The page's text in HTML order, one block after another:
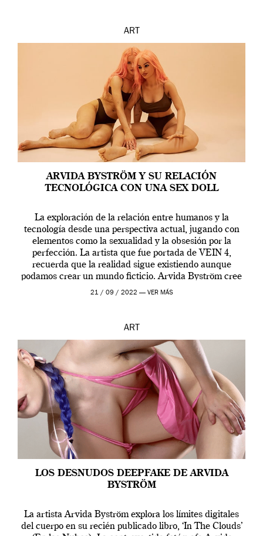
ART
ARVIDA BYSTRÖM Y SU RELACIÓN
TECNOLÓGICA CON UNA SEX DOLL
La exploración de la relación entre humanos y la
tecnología desde una perspectiva actual, jugando con
elementos como la sexualidad y la obsesión por la
perfección. La artista que fue portada de VEIN 4,
recuerda que la realidad sigue existiendo aunque
podamos crear un mundo ficticio. Arvida Byström cree
que los humanos tienen un complejo […]
21 / 09 / 2022 — VER MÁS
ART
LOS DESNUDOS DEEPFAKE DE ARVIDA
BYSTRÖM
La artista Arvida Byström explora los límites digitales
del cuerpo en su recién publicado libro, ‘In The Clouds’